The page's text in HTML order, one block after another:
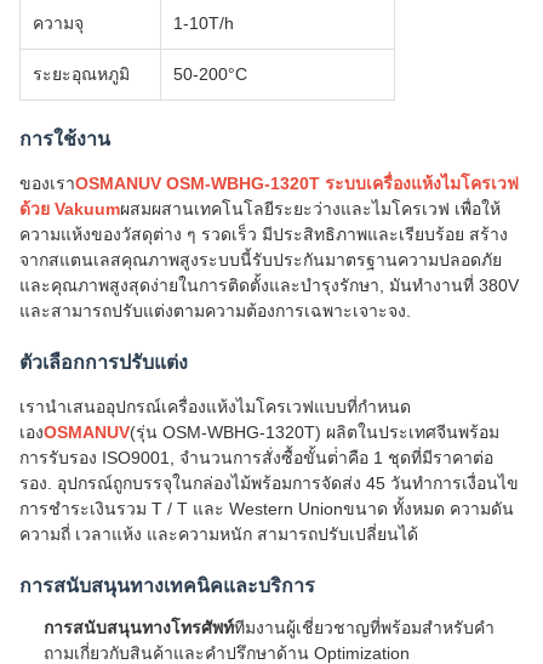
ความจุ 1-10T/h
ระยะอุณหภูมิ 50-200°C
การใช้งาน
ของเราOSMANUV OSM-WBHG-1320T ระบบเครื่องแห้งไมโครเวฟ
ด้วย Vakuumผสมผสานเทคโนโลยีระยะว่างและไมโครเวฟ เพื่อให้
ความแห้งของวัสดุต่าง ๆ รวดเร็ว มีประสิทธิภาพและเรียบร้อย สร้าง
จากสแตนเลสคุณภาพสูงระบบนี้รับประกันมาตรฐานความปลอดภัย
และคุณภาพสูงสุดง่ายในการติดตั้งและบํารุงรักษา, มันทํางานที่ 380V
และสามารถปรับแต่งตามความต้องการเฉพาะเจาะจง.
ตัวเลือกการปรับแต่ง
เรานําเสนออุปกรณ์เครื่องแห้งไมโครเวฟแบบที่กําหนด
เองOSMANUV(รุ่น OSM-WBHG-1320T) ผลิตในประเทศจีนพร้อม
การรับรอง ISO9001, จํานวนการสั่งซื้อขั้นต่ําคือ 1 ชุดที่มีราคาต่อ
รอง. อุปกรณ์ถูกบรรจุในกล่องไม้พร้อมการจัดส่ง 45 วันทําการเงื่อนไข
การชําระเงินรวม T / T และ Western Unionขนาด ทั้งหมด ความดัน
ความถี่ เวลาแห้ง และความหนัก สามารถปรับเปลี่ยนได้
การสนับสนุนทางเทคนิคและบริการ
การสนับสนุนทางโทรศัพท์ทีมงานผู้เชี่ยวชาญที่พร้อมสําหรับคํา
ถามเกี่ยวกับสินค้าและคําปรึกษาด้าน Optimization